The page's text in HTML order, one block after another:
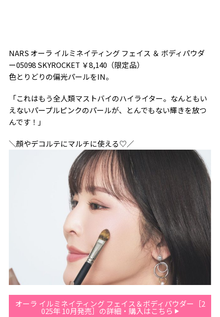
NARS オーラ イルミネイティング フェイス ＆ ボディパウダ
ー05098 SKYROCKET ￥8,140（限定品）
色とりどりの偏光パールをIN。
「これはもう全人類マストバイのハイライター。なんともい
えないパープルピンクのパールが、とんでもない輝きを放つ
んです！」
＼顔やデコルテにマルチに使える♡／
オーラ イルミネイティング フェイス＆ボディパウダー［2
025年 10月発売］の詳細・購入はこちら